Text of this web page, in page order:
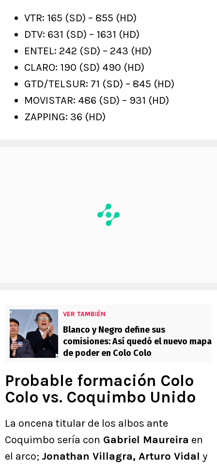
VTR: 165 (SD) – 855 (HD)
DTV: 631 (SD) – 1631 (HD)
ENTEL: 242 (SD) – 243 (HD)
CLARO: 190 (SD) 490 (HD)
GTD/TELSUR: 71 (SD) – 845 (HD)
MOVISTAR: 486 (SD) – 931 (HD)
ZAPPING: 36 (HD)
VER TAMBIÉN
Blanco y Negro define sus
comisiones: Así quedó el nuevo mapa
de poder en Colo Colo
Probable formación Colo
Colo vs. Coquimbo Unido
La oncena titular de los albos ante
Coquimbo sería con Gabriel Maureira en
el arco; Jonathan Villagra, Arturo Vidal y